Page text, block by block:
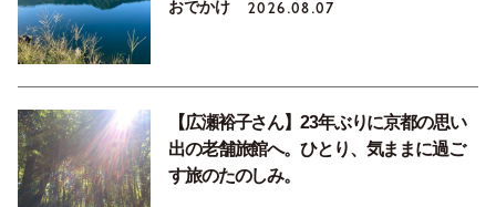
おでかけ 2026.08.07
【広瀬裕子さん】23年ぶりに京都の思い
出の老舗旅館へ。ひとり、気ままに過ご
す旅のたのしみ。